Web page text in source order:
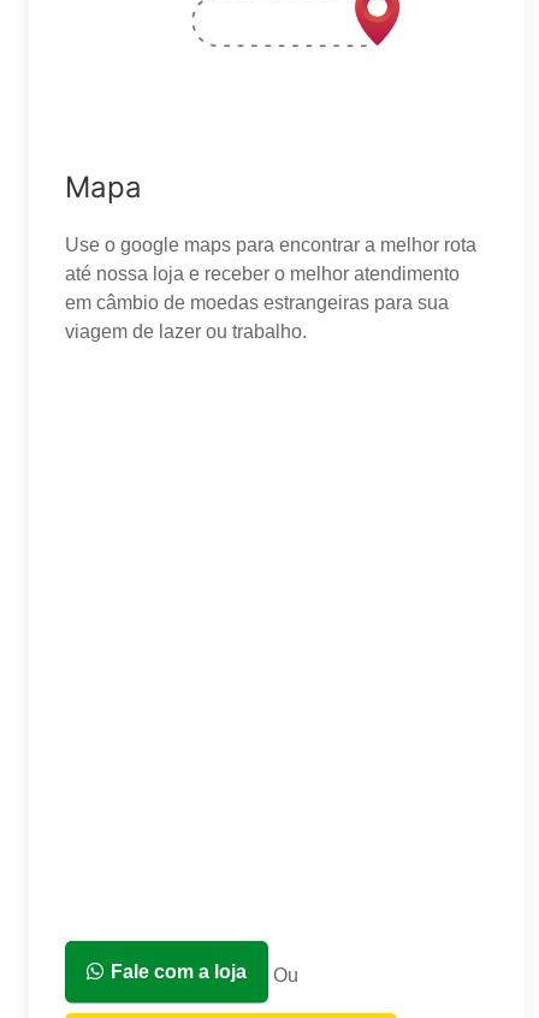
Mapa
Use o google maps para encontrar a melhor rota
até nossa loja e receber o melhor atendimento
em câmbio de moedas estrangeiras para sua
viagem de lazer ou trabalho.
Fale com a loja Ou